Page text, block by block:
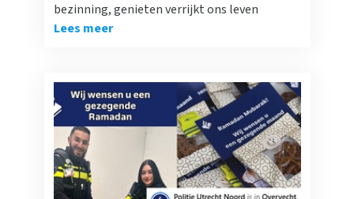
bezinning, genieten verrijkt ons leven
Lees meer